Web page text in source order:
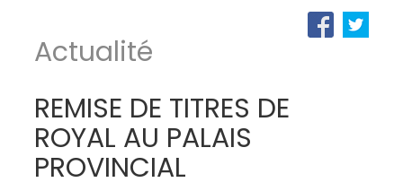
Actualité
REMISE DE TITRES DE
ROYAL AU PALAIS
PROVINCIAL